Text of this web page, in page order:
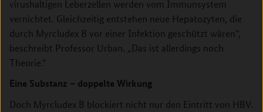
virushaltigen Leberzellen werden vom Immunsystem
vernichtet. Gleichzeitig entstehen neue Hepatozyten, die
durch Myrcludex B vor einer Infektion geschützt wären“,
beschreibt Professor Urban. „Das ist allerdings noch
Theorie.“
Eine Substanz – doppelte Wirkung
Doch Myrcludex B blockiert nicht nur den Eintritt von HBV.